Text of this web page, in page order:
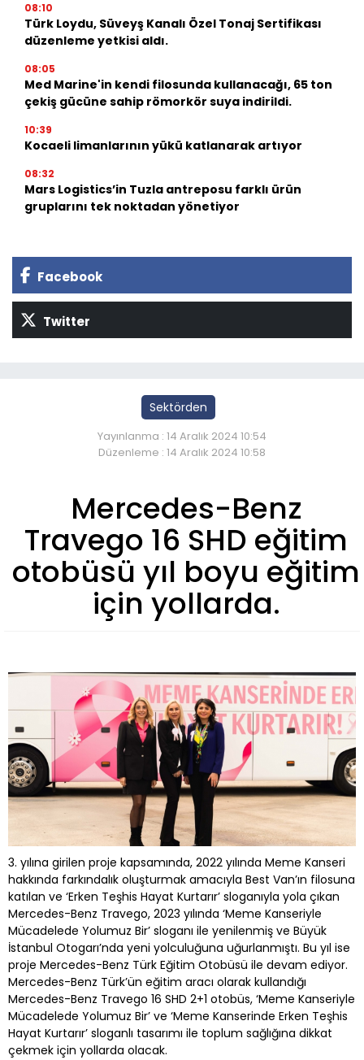
08:10
Türk Loydu, Süveyş Kanalı Özel Tonaj Sertifikası
düzenleme yetkisi aldı.
08:05
Med Marine'in kendi filosunda kullanacağı, 65 ton
çekiş gücüne sahip römorkör suya indirildi.
10:39
Kocaeli limanlarının yükü katlanarak artıyor
08:32
Mars Logistics’in Tuzla antreposu farklı ürün
gruplarını tek noktadan yönetiyor
Facebook
Twitter
Sektörden
Yayınlanma : 14 Aralık 2024 10:54
Düzenleme : 14 Aralık 2024 10:58
Mercedes-Benz
Travego 16 SHD eğitim
otobüsü yıl boyu eğitim
için yollarda.
3. yılına girilen proje kapsamında, 2022 yılında Meme Kanseri
hakkında farkındalık oluşturmak amacıyla Best Van’ın filosuna
katılan ve ‘Erken Teşhis Hayat Kurtarır’ sloganıyla yola çıkan
Mercedes-Benz Travego, 2023 yılında ‘Meme Kanseriyle
Mücadelede Yolumuz Bir’ sloganı ile yenilenmiş ve Büyük
İstanbul Otogarı’nda yeni yolculuğuna uğurlanmıştı. Bu yıl ise
proje Mercedes-Benz Türk Eğitim Otobüsü ile devam ediyor.
Mercedes-Benz Türk’ün eğitim aracı olarak kullandığı
Mercedes-Benz Travego 16 SHD 2+1 otobüs, ‘Meme Kanseriyle
Mücadelede Yolumuz Bir’ ve ‘Meme Kanserinde Erken Teşhis
Hayat Kurtarır’ sloganlı tasarımı ile toplum sağlığına dikkat
çekmek için yollarda olacak.